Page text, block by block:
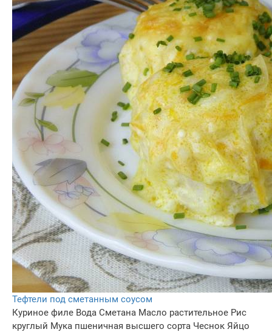
Тефтели под сметанным соусом
Куриное филе Вода Сметана Масло растительное Рис
круглый Мука пшеничная высшего сорта Чеснок Яйцо